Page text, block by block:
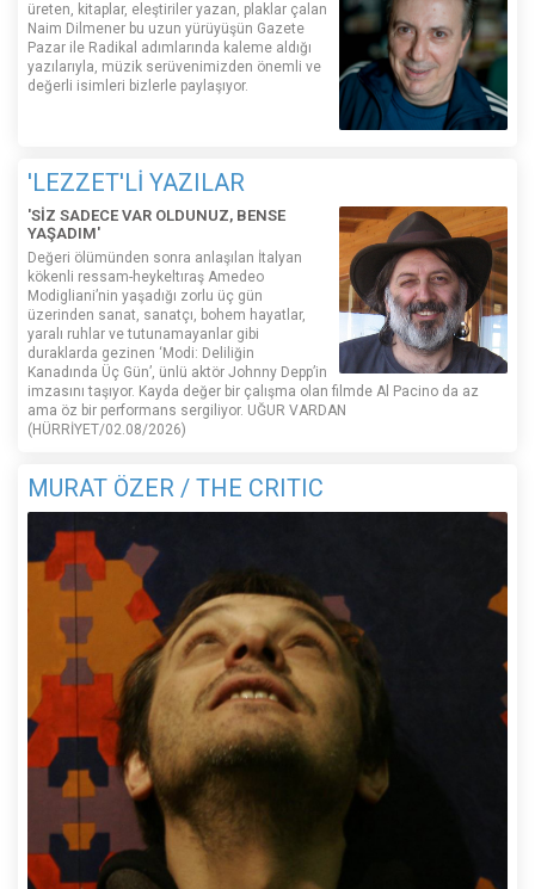
üreten, kitaplar, eleştiriler yazan, plaklar çalan
Naim Dilmener bu uzun yürüyüşün Gazete
Pazar ile Radikal adımlarında kaleme aldığı
yazılarıyla, müzik serüvenimizden önemli ve
değerli isimleri bizlerle paylaşıyor.
'LEZZET'Lİ YAZILAR
'SİZ SADECE VAR OLDUNUZ, BENSE
YAŞADIM'
Değeri ölümünden sonra anlaşılan İtalyan
kökenli ressam-heykeltıraş Amedeo
Modigliani’nin yaşadığı zorlu üç gün
üzerinden sanat, sanatçı, bohem hayatlar,
yaralı ruhlar ve tutunamayanlar gibi
duraklarda gezinen ‘Modi: Deliliğin
Kanadında Üç Gün’, ünlü aktör Johnny Depp’in
imzasını taşıyor. Kayda değer bir çalışma olan filmde Al Pacino da az
ama öz bir performans sergiliyor. UĞUR VARDAN
(HÜRRİYET/02.08/2026)
MURAT ÖZER / THE CRITIC